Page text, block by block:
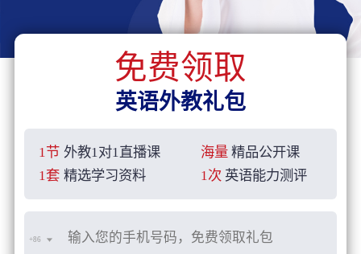
免费领取
英语外教礼包
1节 外教1对1直播课 海量 精品公开课
1套 精选学习资料 1次 英语能力测评
+86